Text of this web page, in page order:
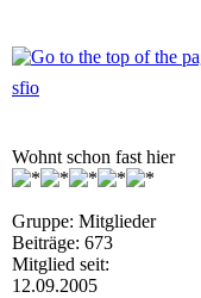
sfio
Wohnt schon fast hier
Gruppe: Mitglieder
Beiträge: 673
Mitglied seit:
12.09.2005